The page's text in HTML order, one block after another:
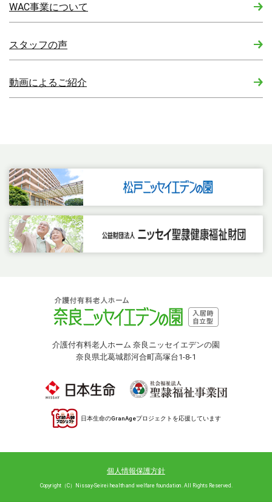
WAC事業について
スタッフの声
動画によるご紹介
介護付有料老人ホーム 奈良ニッセイエデンの園
奈良県北葛城郡河合町高塚台1-8-1
日本生命のGranAgeプロジェクトを応援しています
個人情報保護方針
Copyright（C）Nissay-Seirei health and welfare foundation. All Rights Reserved.